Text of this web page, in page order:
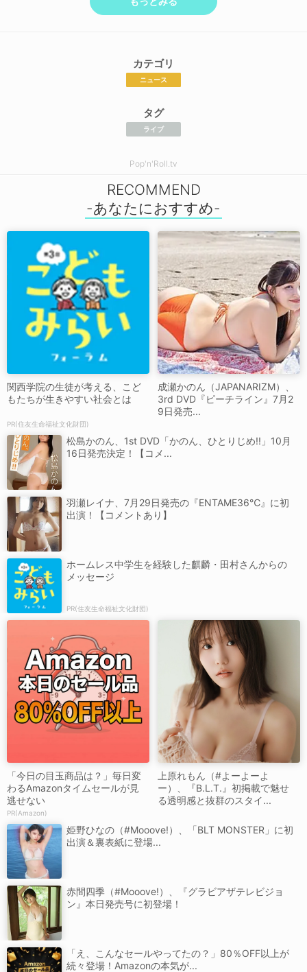
カテゴリ
ニュース
タグ
ライブ
Pop'n'Roll.tv
RECOMMEND
関西学院の生徒が考える、こど
もたちが生きやすい社会とは
PR(住友生命福祉文化財団)
成瀬かのん（JAPANARIZM）、
3rd DVD『ピーチライン』7月2
9日発売...
松島かのん、1st DVD「かのん、ひとりじめ!!」10月
16日発売決定！【コメ...
羽瀬レイナ、7月29日発売の『ENTAME36℃』に初
出演！【コメントあり】
ホームレス中学生を経験した麒麟・田村さんからの
メッセージ
PR(住友生命福祉文化財団)
「今日の目玉商品は？」毎日変
わるAmazonタイムセールが見
逃せない
PR(Amazon)
上原れもん（#よーよーよ
ー）、『B.L.T.』初掲載で魅せ
る透明感と抜群のスタイ...
姫野ひなの（#Mooove!）、「BLT MONSTER」に初
出演＆裏表紙に登場...
赤間四季（#Mooove!）、『グラビアザテレビジョ
ン』本日発売号に初登場！
「え、こんなセールやってたの？」80％OFF以上が
続々登場！Amazonの本気が...